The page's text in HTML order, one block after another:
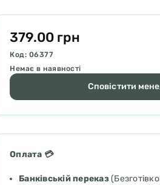
379.00 грн
Код: 06377
Немає в наявності
Сповістити
Оплата 💳
Банківській переказ